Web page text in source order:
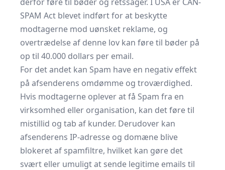
SPAM Act blevet indført for at beskytte
modtagerne mod uønsket reklame, og
overtrædelse af denne lov kan føre til bøder på
op til 40.000 dollars per email.
For det andet kan Spam have en negativ effekt
på afsenderens omdømme og troværdighed.
Hvis modtagerne oplever at få Spam fra en
virksomhed eller organisation, kan det føre til
mistillid og tab af kunder. Derudover kan
afsenderens IP-adresse og domæne blive
blokeret af spamfiltre, hvilket kan gøre det
svært eller umuligt at sende legitime emails til